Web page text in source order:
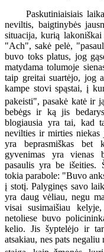
Paskutiniaisiais
neviltis, baigtinybės
situacija, kurią
"Ach", sakė pelė,
buvo toks platus, jog
matydama tolumoje
taip greitai suartėjo, jog
kampe stovi spąstai, į
pakeisti", pasakė katė ir
bebėgs ir ką jis
blogiausia yra tai, kad
nevilties ir mirties
yra beprasmiškas bet
gyvenimas yra vienas
pasaulis yra be išeities.
tokia parabole: "Buvo
į stotį. Palyginęs savo
yra daug vėliau, negu
visai susimaišiau
netoliese buvo
kelio. Jis šyptelėjo ir
atsakiau, nes pats